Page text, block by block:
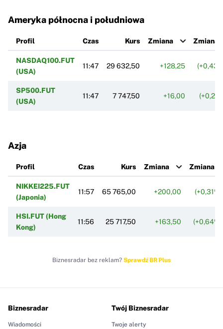
Ameryka północna i południowa
Profil Czas Kurs Zmiana Zmiana
NASDAQ100.FUT
(USA)
11:47 29 632,50 +128,25
SP500.FUT
(USA)
11:47 7 747,50 +16,00
Azja
Profil Czas Kurs Zmiana Zmiana %
NIKKEI225.FUT
(Japonia)
11:57 65 765,00 +200,00 (+0,31%)
HSI.FUT (Hong
Kong)
11:56 25 717,50 +163,50 (+0,64%)
Biznesradar bez reklam? Sprawdź BR Plus
Biznesradar
Wiadomości
Twój Biznesradar
Twoje alerty